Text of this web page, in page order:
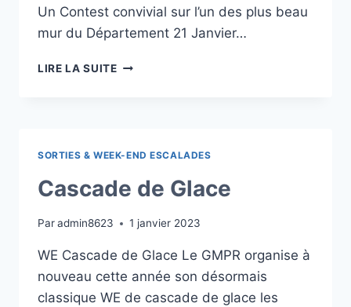
Un Contest convivial sur l’un des plus beau
mur du Département 21 Janvier…
LIRE LA SUITE CONTEST
SORTIES & WEEK-END ESCALADES
Cascade de Glace
Paradmin8623 1 janvier 2023
WE Cascade de Glace Le GMPR organise à
nouveau cette année son désormais
classique WE de cascade de glace les